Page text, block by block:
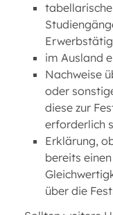
im Ausland
Nachweise
oder
diese zur
erforderlich
Erklärung,
bereits
über die